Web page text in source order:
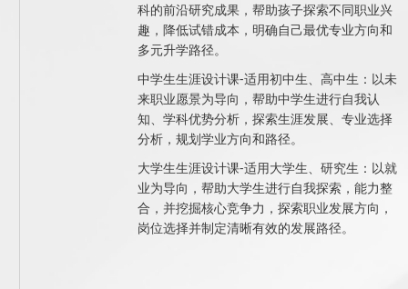
科的前沿研究成果，帮助孩子探索不同职业兴
趣，降低试错成本，明确自己最优专业方向和
多元升学路径。
中学生生涯设计课-适用初中生、高中生：以未
来职业愿景为导向，帮助中学生进行自我认
知、学科优势分析，探索生涯发展、专业选择
分析，规划学业方向和路径。
大学生生涯设计课-适用大学生、研究生：以就
业为导向，帮助大学生进行自我探索，能力整
合，并挖掘核心竞争力，探索职业发展方向，
岗位选择并制定清晰有效的发展路径。